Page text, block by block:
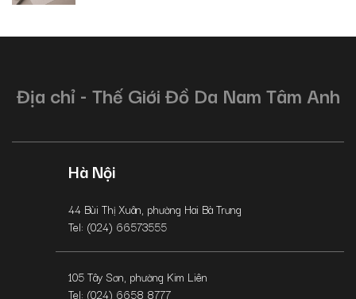
Địa chỉ - Thế Giới Đồ Da Nam Tâm Anh
Hà Nội
44 Bùi Thị Xuân, phường Hai Bà Trưng
Tel: (024) 66573555
105 Tây Sơn, phường Kim Liên
Tel: (024) 6658 8777